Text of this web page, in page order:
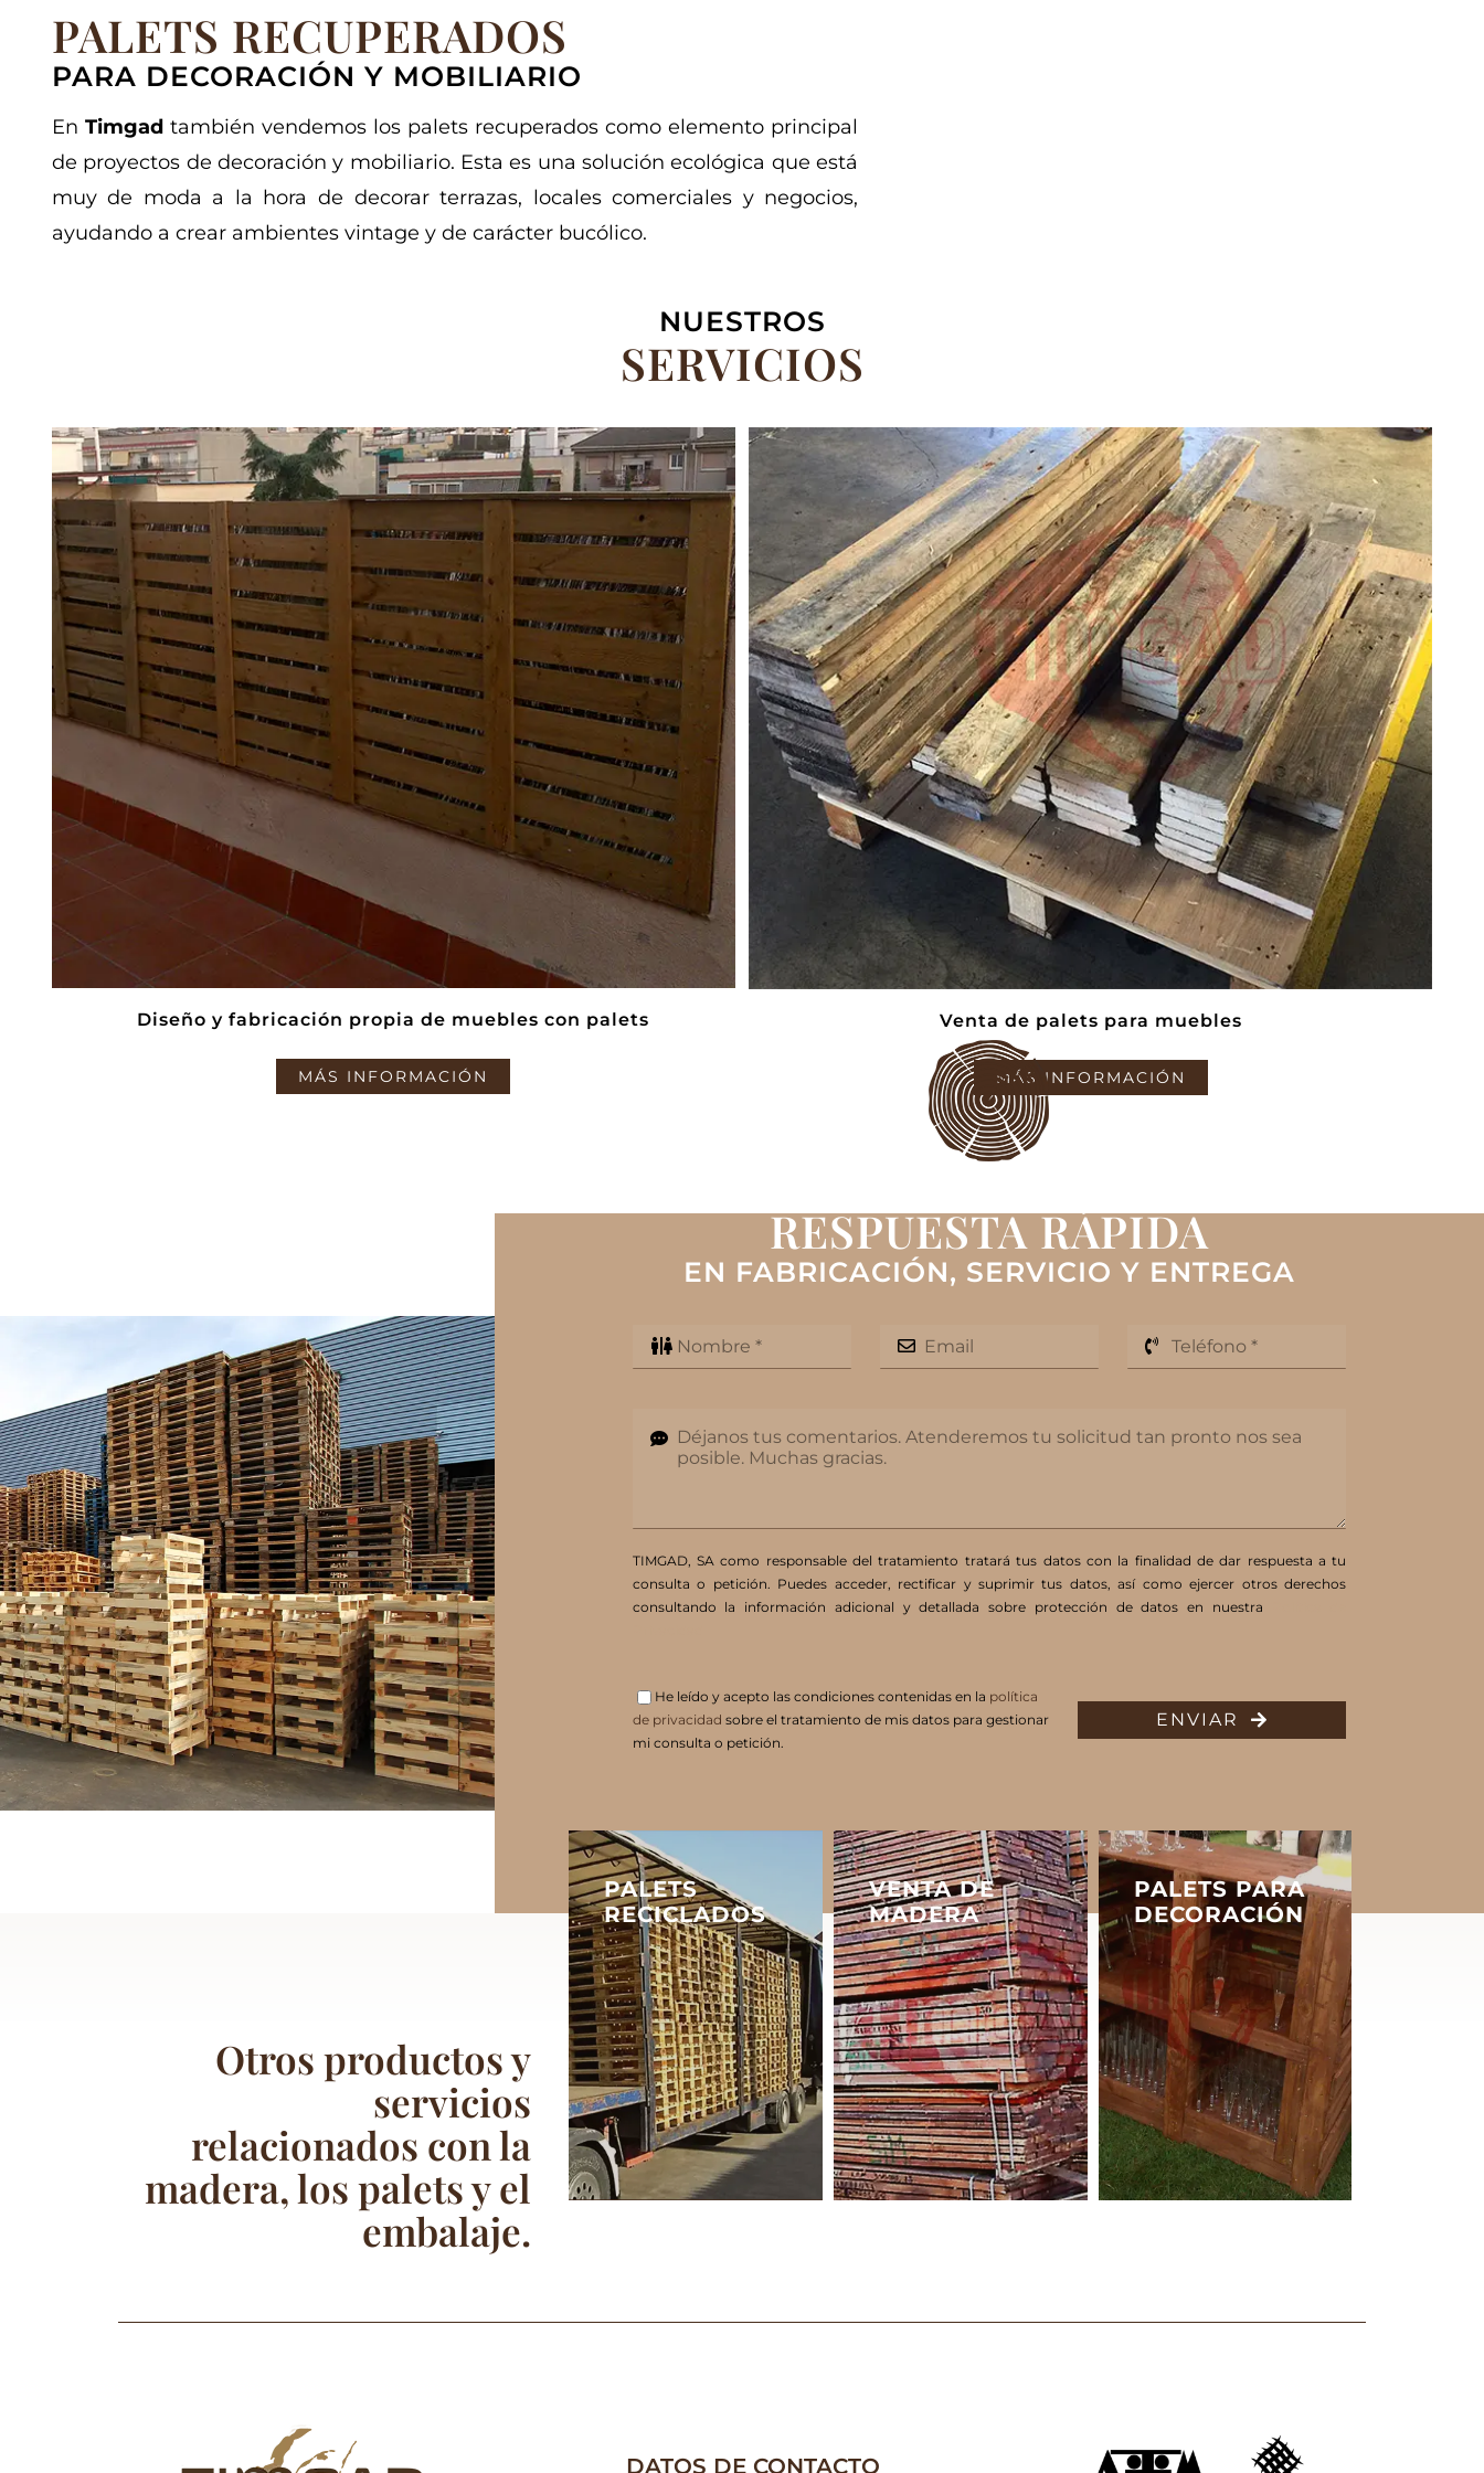
PALETS RECUPERADOS
PARA DECORACIÓN Y MOBILIARIO
En Timgadtambién vendemos los palets recuperados como elemento principal
de proyectos de decoración y mobiliario. Esta es una solución ecológica que está
muy de moda a la hora de decorar terrazas, locales comerciales y negocios,
ayudando a crear ambientes vintage y de carácter bucólico.
NUESTROS
SERVICIOS
Diseño y fabricación propia de muebles con palets
MÁS INFORMACIÓN
Venta de palets para muebles
MÁS INFORMACIÓN
RESPUESTA RÁPIDA
EN FABRICACIÓN, SERVICIO Y ENTREGA
TIMGAD, SA como responsable del tratamiento tratará tus datos con la finalidad de dar respuesta a tu
consulta o petición. Puedes acceder, rectificar y suprimir tus datos, así como ejercer otros derechos
consultando la información adicional y detallada sobre protección de datos en nuestra
He leído y acepto las condiciones contenidas en la política
de privacidad sobre el tratamiento de mis datos para gestionar
mi consulta o petición.
ENVIAR
Otros productos y
servicios
relacionados con la
madera, los palets y el
embalaje.
PALETS
RECICLADOS
VENTA DE
MADERA
PALETS PARA
DECORACIÓN
DATOS DE CONTACTO